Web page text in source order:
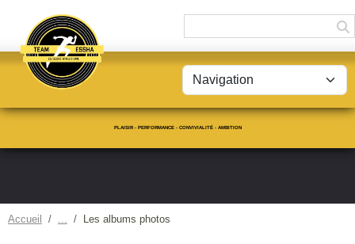
PLAISIR - PERFORMANCE - CONVIVIALITÉ - AMBITION
Accueil Les albums photos